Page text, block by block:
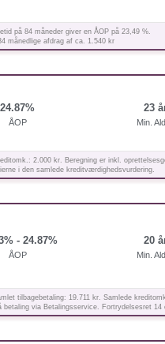
på 84 måneder giver en ÅOP på 23,49 %.
månedlige afdrag af ca. 1.540 kr
24.87%
ÅOP
23
Min.
2.000 kr. Beregning er inkl.
i den samlede kreditværdighedsvurdering.
- 24.87%
ÅOP
20
Min.
tilbagebetaling: 19.711 kr. Samlede
via Betalingsservice. Fortrydelsesret 14